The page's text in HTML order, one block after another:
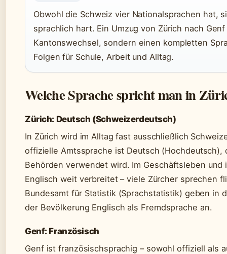
Obwohl die Schweiz vier Nationalsprachen hat,
sprachlich hart. Ein Umzug von Zürich nach
Kantonswechsel, sondern einen kompletten
Folgen für Schule, Arbeit und Alltag.
Welche Sprache spricht man in
Zürich: Deutsch (Schweizerdeutsch)
In Zürich wird im Alltag fast ausschließlich
offizielle Amtssprache ist Deutsch (Hochdeutsch),
Behörden verwendet wird. Im Geschäftsleben und
Englisch weit verbreitet – viele Zürcher sprechen
Bundesamt für Statistik (Sprachstatistik) geben in
der Bevölkerung Englisch als Fremdsprache an.
Genf: Französisch
Genf ist französischsprachig – sowohl offiziell als